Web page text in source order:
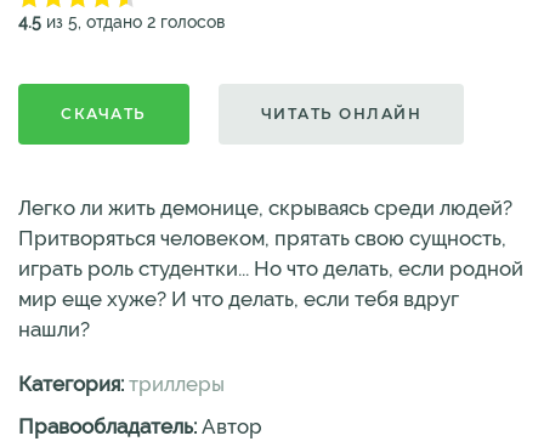
4.5 из 5, отдано 2 голосов
СКАЧАТЬ ЧИТАТЬ ОНЛАЙН
Легко ли жить демонице, скрываясь среди людей?
Притворяться человеком, прятать свою сущность,
играть роль студентки... Но что делать, если родной
мир еще хуже? И что делать, если тебя вдруг
нашли?
Категория: триллеры
Правообладатель: Автор